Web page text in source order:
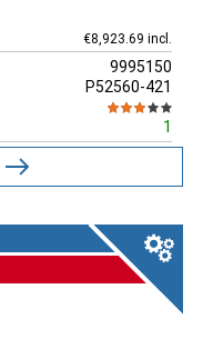
€8,923.69 incl.
9995150
P52560-421
1